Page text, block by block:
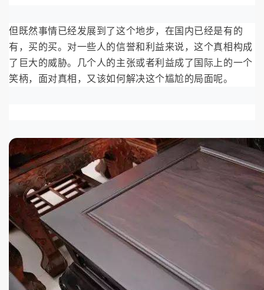
但既然事情已经发展到了这个地步，在国内已经是有的
有，买的买。对一些人的信誉和利益来说，这个真相构成
了巨大的威胁。几个人的主张或者利益成了国际上的一个
笑柄，面对真相，又该如何解决这个尴尬的局面呢。